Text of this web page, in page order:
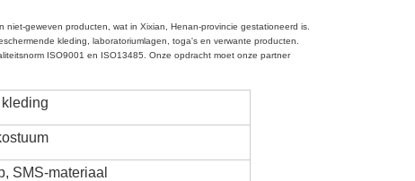
niet-geweven producten, wat in Xixian, Henan-provincie gestationeerd is
kleding, laboratoriumlagen, toga's en verwante producten.
ISO9001 en ISO13485. Onze opdracht moet onze partner
SMS-materiaal